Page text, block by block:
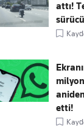
attı!
etti!